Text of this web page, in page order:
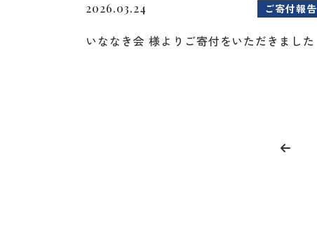
2026.03.24 ご寄付報告
いななき会 様よりご寄付をいただきました